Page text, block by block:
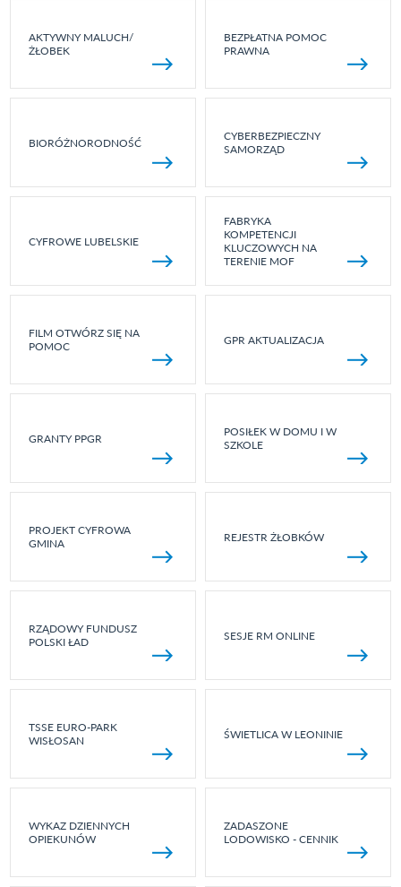
AKTYWNY MALUCH/
ŻŁOBEK
BEZPŁATNA POMOC
PRAWNA
BIORÓŻNORODNOŚĆ
CYBERBEZPIECZNY
SAMORZĄD
CYFROWE LUBELSKIE
FABRYKA
KOMPETENCJI
KLUCZOWYCH NA
TERENIE MOF
FILM OTWÓRZ SIĘ NA
POMOC
GPR AKTUALIZACJA
GRANTY PPGR
POSIŁEK W DOMU I W
SZKOLE
PROJEKT CYFROWA
GMINA
REJESTR ŻŁOBKÓW
RZĄDOWY FUNDUSZ
POLSKI ŁAD
SESJE RM ONLINE
TSSE EURO-PARK
WISŁOSAN
ŚWIETLICA W LEONINIE
WYKAZ DZIENNYCH
OPIEKUNÓW
ZADASZONE
LODOWISKO - CENNIK